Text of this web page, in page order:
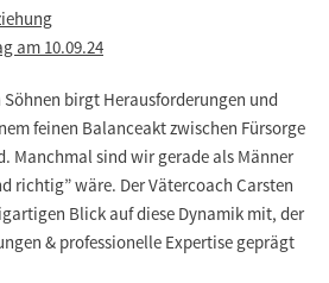
am 10.09.24
Söhnen birgt Herausforderungen und
feinen Balanceakt zwischen Fürsorge
Manchmal sind wir gerade als Männer
richtig” wäre. Der Vätercoach Carsten
Blick auf diese Dynamik mit, der
& professionelle Expertise geprägt